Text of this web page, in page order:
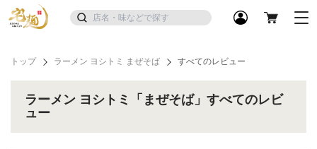
トップ ラーメン ヨシトミ まぜそば すべてのレビュー
ラーメン ヨシトミ「まぜそば」すべてのレビ
ュー